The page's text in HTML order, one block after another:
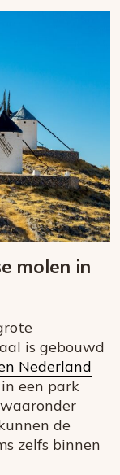
molen in
is gebouwd
Nederland
een park
de
zelfs binnen